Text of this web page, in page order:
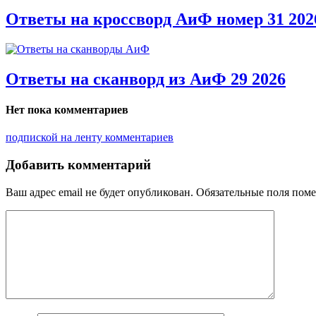
Ответы на кроссворд АиФ номер 31
Ответы на сканворд из АиФ 29 2026
Нет пока комментариев
подпиской на ленту комментариев
Добавить комментарий
Ваш адрес email не будет опубликован. Обязательные поля